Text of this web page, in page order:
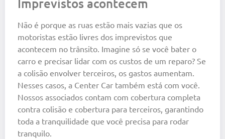
Imprevistos acontecem
Não é porque as ruas estão mais vazias que os
motoristas estão livres dos imprevistos que
acontecem no trânsito. Imagine só se você bater o
carro e precisar lidar com os custos de um reparo? Se
a colisão envolver terceiros, os gastos aumentam.
Nesses casos, a Center Car também está com você.
Nossos associados contam com cobertura completa
contra colisão e cobertura para terceiros, garantindo
toda a tranquilidade que você precisa para rodar
tranquilo.